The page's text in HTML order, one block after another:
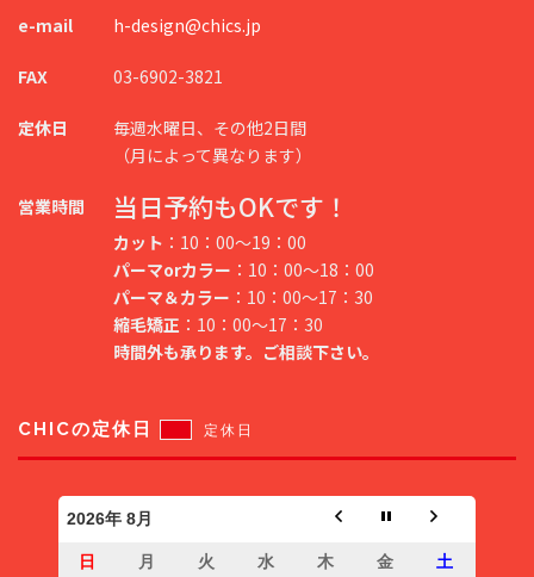
e-mail h-design@chics.jp
FAX 03-6902-3821
定休日
毎週水曜日、その他2日間
（月によって異なります）
営業時間 当日予約もOKです！
カット ：10：00～19：00
パーマorカラー ：10：00～18：00
パーマ＆カラー ：10：00～17：30
縮毛矯正 ：10：00～17：30
時間外も承ります。ご相談下さい。
CHICの定休日 定休日
2026年 8月
日 月 火 水 木 金 土